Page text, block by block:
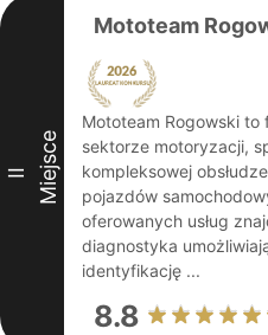
II Miejsce
Mototeam
Mototeam Rogowski to
sektorze motoryzacji,
kompleksowej
pojazdów
oferowanych usług
diagnostyka
identyfikację ...
8.8